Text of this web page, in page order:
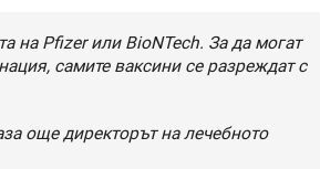
на Pfizer или BioNTech. За да могат
самите ваксини се разреждат с
още директорът на лечебното